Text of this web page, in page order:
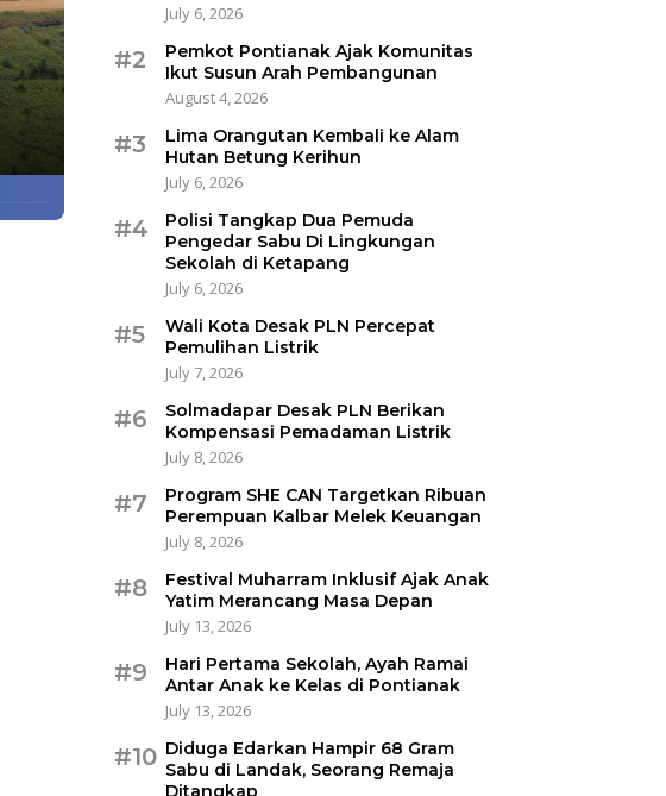
July 6, 2026
#2
Pemkot Pontianak Ajak Komunitas
Ikut Susun Arah Pembangunan
August 4, 2026
#3
Lima Orangutan Kembali ke Alam
Hutan Betung Kerihun
July 6, 2026
#4
Polisi Tangkap Dua Pemuda
Pengedar Sabu Di Lingkungan
Sekolah di Ketapang
July 6, 2026
#5
Wali Kota Desak PLN Percepat
Pemulihan Listrik
July 7, 2026
#6
Solmadapar Desak PLN Berikan
Kompensasi Pemadaman Listrik
July 8, 2026
#7
Program SHE CAN Targetkan Ribuan
Perempuan Kalbar Melek Keuangan
July 8, 2026
#8
Festival Muharram Inklusif Ajak Anak
Yatim Merancang Masa Depan
July 13, 2026
#9
Hari Pertama Sekolah, Ayah Ramai
Antar Anak ke Kelas di Pontianak
July 13, 2026
#10 Diduga Edarkan Hampir 68 Gram
Sabu di Landak, Seorang Remaja
Ditangkap